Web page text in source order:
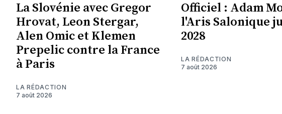
La Slovénie avec Gregor
Hrovat, Leon Stergar,
Alen Omic et Klemen
Prepelic contre la France
à Paris
LA RÉDACTION
7 août 2026
Officiel : Adam
l'Aris Salonique
2028
LA RÉDACTION
7 août 2026